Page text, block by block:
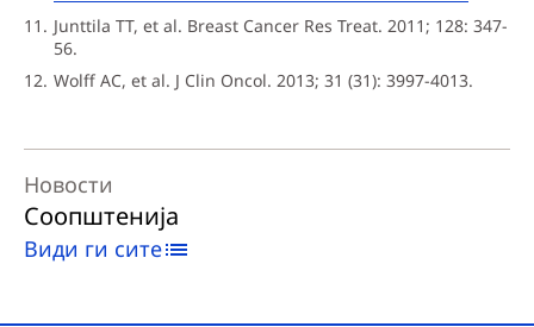
Junttila TT, et al. Breast Cancer Res Treat. 2011; 128: 347-
56.
Wolff AC, et al. J Clin Oncol. 2013; 31 (31): 3997-4013.
Новости
Соопштенија
Види ги сите